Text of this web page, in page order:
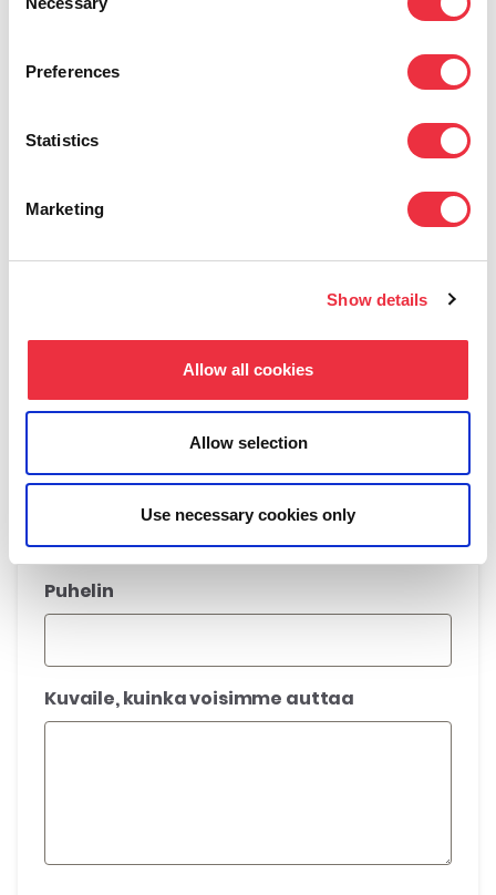
Selection
Preferences
Statistics
Marketing
Show details
Allow all cookies
Allow selection
Use necessary cookies only
Kiinnostuitko?
varata demon suoraan asiantuntijaltamme.
Sähköposti(Pakollinen)
Puhelin
Kuvaile, kuinka voisimme auttaa